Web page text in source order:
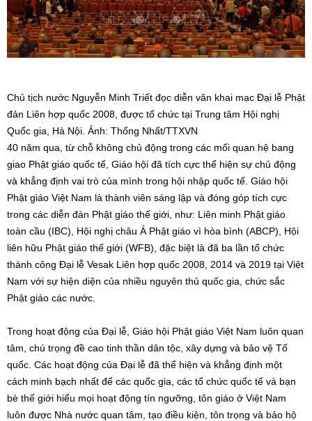
Chủ tịch nước Nguyễn Minh Triết đọc diễn văn khai mạc Đại lễ Phật
đản Liên hợp quốc 2008, được tổ chức tại Trung tâm Hội nghị
Quốc gia, Hà Nội. Ảnh: Thống Nhất/TTXVN
40 năm qua, từ chỗ không chủ động trong các mối quan hệ bang
giao Phật giáo quốc tế, Giáo hội đã tích cực thể hiện sự chủ động
và khẳng định vai trò của mình trong hội nhập quốc tế. Giáo hội
Phật giáo Việt Nam là thành viên sáng lập và đóng góp tích cực
trong các diễn đàn Phật giáo thế giới, như: Liên minh Phật giáo
toàn cầu (IBC), Hội nghị châu Á Phật giáo vì hòa bình (ABCP), Hội
liên hữu Phật giáo thế giới (WFB), đặc biệt là đã ba lần tổ chức
thành công Đại lễ Vesak Liên hợp quốc 2008, 2014 và 2019 tại Việt
Nam với sự hiện diện của nhiều nguyên thủ quốc gia, chức sắc
Phật giáo các nước.
Trong hoạt động của Đại lễ, Giáo hội Phật giáo Việt Nam luôn quan
tâm, chú trọng đề cao tinh thần dân tộc, xây dựng và bảo vệ Tổ
quốc. Các hoạt động của Đại lễ đã thể hiện và khẳng định một
cách minh bạch nhất để các quốc gia, các tổ chức quốc tế và bạn
bè thế giới hiểu mọi hoạt động tín ngưỡng, tôn giáo ở Việt Nam
luôn được Nhà nước quan tâm, tạo điều kiện, tôn trọng và bảo hộ